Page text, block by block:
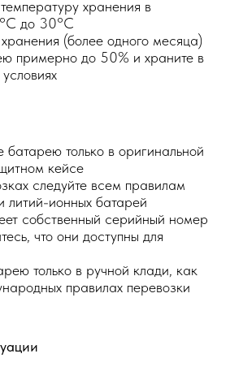
хранения в
до 30°C
хранения (более одного месяца)
примерно до 50% и храните в
батарею только в оригинальной
кейсе
следуйте всем правилам
литий-ионных батарей
собственный серийный номер
что они доступны для
только в ручной клади, как
правилах перевозки